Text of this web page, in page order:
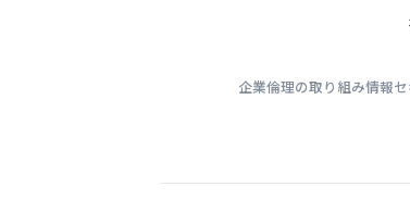
企業倫理の取り組み情報